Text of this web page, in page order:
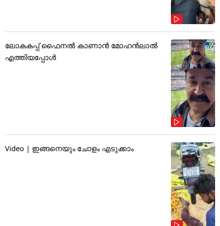
ലോകകപ്പ് ഫൈനൽ കാണാൻ മോഹൻലാൽ
എത്തിയപ്പോൾ
Video | ഇങ്ങനെയും ചോളം എടുക്കാം